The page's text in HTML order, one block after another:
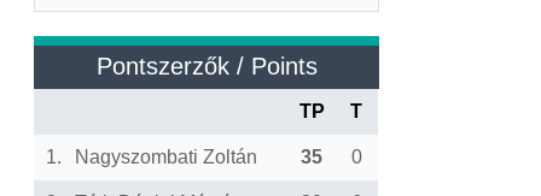
Pontszerzők / Points
TP T
1. Nagyszombati Zoltán 35 0